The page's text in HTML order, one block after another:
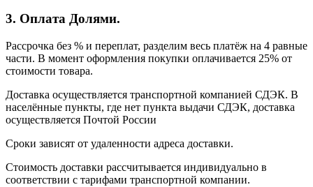
3. Оплата Долями.
Рассрочка без % и переплат, разделим весь платёж на 4 равные
части. В момент оформления покупки оплачивается 25% от
стоимости товара.
Доставка осуществляется транспортной компанией СДЭК. В
населённые пункты, где нет пункта выдачи СДЭК, доставка
осуществляется Почтой России
Сроки зависят от удаленности адреса доставки.
Стоимость доставки рассчитывается индивидуально в
соответствии с тарифами транспортной компании.